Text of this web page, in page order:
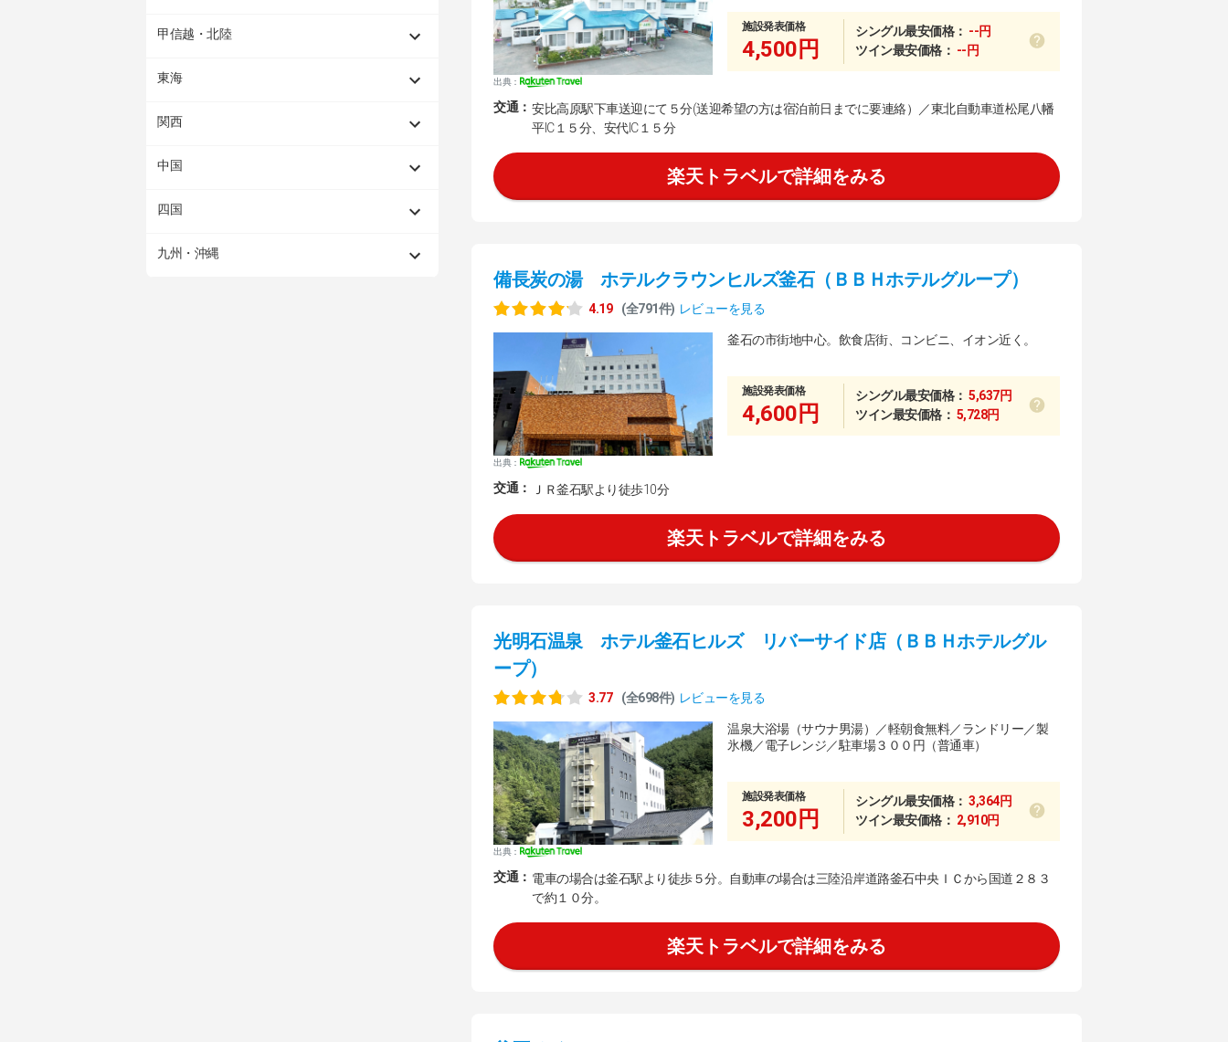
甲信越・北陸
東海
関西
中国
四国
九州・沖縄
出典：
施設発表価格
4,500円
シングル最安価格： --円
ツイン最安価格： --円
交通： 安比高原駅下車送迎にて５分(送迎希望の方は宿泊前日までに要連絡）／東北自動車道松尾八幡
平IC１５分、安代IC１５分
楽天トラベルで詳細をみる
備長炭の湯 ホテルクラウンヒルズ釜石（ＢＢＨホテルグループ）
4.19 (全791件) レビューを見る
出典：
釜石の市街地中心。飲食店街、コンビニ、イオン近く。
施設発表価格
4,600円
シングル最安価格： 5,637円
ツイン最安価格： 5,728円
交通： ＪＲ釜石駅より徒歩10分
楽天トラベルで詳細をみる
光明石温泉 ホテル釜石ヒルズ リバーサイド店（ＢＢＨホテルグル
ープ）
3.77 (全698件) レビューを見る
出典：
温泉大浴場（サウナ男湯）／軽朝食無料／ランドリー／製
氷機／電子レンジ／駐車場３００円（普通車）
施設発表価格
3,200円
シングル最安価格： 3,364円
ツイン最安価格： 2,910円
交通： 電車の場合は釜石駅より徒歩５分。自動車の場合は三陸沿岸道路釜石中央ＩＣから国道２８３
で約１０分。
楽天トラベルで詳細をみる